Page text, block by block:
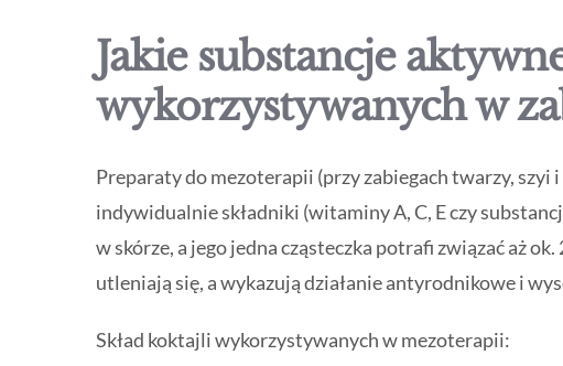
Jakie substancje
wykorzystywanych w
Preparaty do mezoterapii (przy zabiegach twarzy,
indywidualnie składniki (witaminy A, C, E czy
w skórze, a jego jedna cząsteczka potrafi związać aż
utleniają się, a wykazują działanie antyrodnikowe i
Skład koktajli wykorzystywanych w mezoterapii: